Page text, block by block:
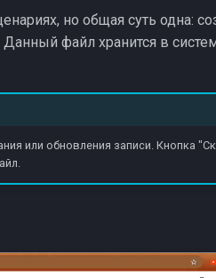
но общая суть одна:
файл хранится в
или обновления записи. Кнопка